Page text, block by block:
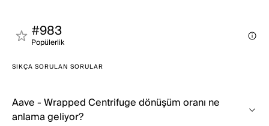
#983
Popülerli̇k
SIKÇA SORULAN SORULAR
Aave - Wrapped Centrifuge dönüşüm oranı ne
anlama geliyor?